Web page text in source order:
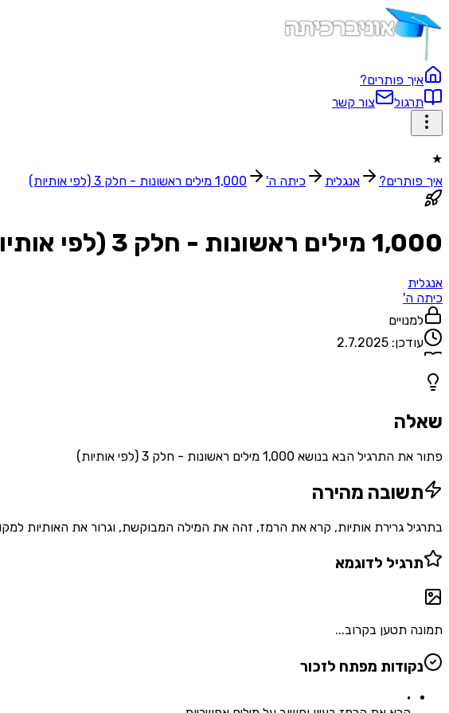
איך פותרים?
תרגול
צור קשר
★
איך פותרים?
אנגלית כיתה ה' 1,000 מילים ראשונות - חלק 3 (לפי אותיות)
1,000 מילים ראשונות - חלק 3 (לפי אותיות)
אנגלית
כיתה ה'
למנויים
עודכן: 2.7.2025
שאלה
פתור את התרגיל הבא בנושא 1,000 מילים ראשונות - חלק 3 (לפי אותיות)
תשובה מהירה
בתרגיל גרירת אותיות, קרא את הרמז, זהה את המילה המבוקשת, וגרור את האותיות
תרגיל לדוגמא
תמונה תטען בקרוב...
נקודות מפתח לזכור
•